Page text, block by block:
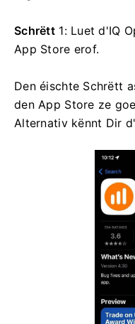
Schrëtt1: Luet d'IQ
App Store erof.
Den éischte Schrëtt
den App Store ze
Alternativ kënnt Dir